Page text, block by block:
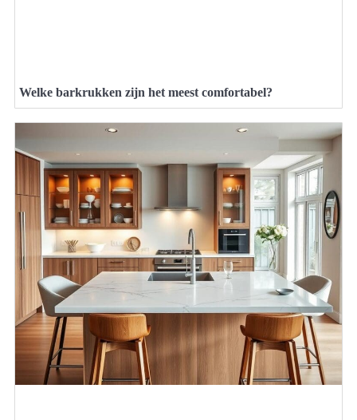
Welke barkrukken zijn het meest comfortabel?